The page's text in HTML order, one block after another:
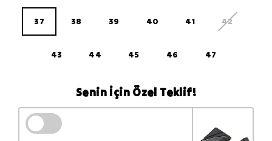
37 38 39 40 41 42
43 44 45 46 47
Senin İçin Özel Teklif!